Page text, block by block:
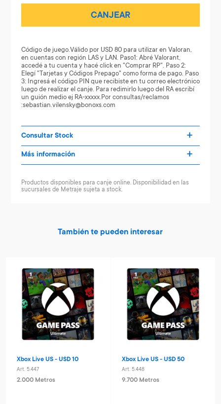
CANJEAR
Código de juego.Válido por USD 80 para utilizar en Valoran,
en cuentas con región LAS y LAN. Paso1: Abré Valorant,
accedé a tu cuenta y hacé click en "Comprar RP". Paso 2:
Elegí "Tarjetas y Códigos Prepago" como forma de pago. Paso
3: Ingresá el código PIN que recibiste en tu correo electrónico
luego de realizar el canje. Para redimirlo luego del RA escribí
un guión medio ej RA-xxxxx.Por consultas/reclamos
:sebastian.vilensky@bonoxs.com
Consultar Stock
Más información
Productos disponibles para canje online. Disponibilidad en las
sucursales de Metraje sujeta a stock.
También te pueden interesar
Xbox Live US - USD 10
Art. 5.447
2.000 Metros
Xbox Live US - USD 50
Art. 5.448
9.700 Metros